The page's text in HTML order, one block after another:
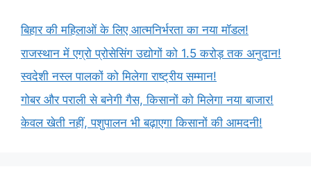
बिहार की महिलाओं के लिए आत्मनिर्भरता का नया मॉडल!
राजस्थान में एग्रो प्रोसेसिंग उद्योगों को 1.5 करोड़ तक अनुदान!
स्वदेशी नस्ल पालकों को मिलेगा राष्ट्रीय सम्मान!
गोबर और पराली से बनेगी गैस, किसानों को मिलेगा नया बाजार!
केवल खेती नहीं, पशुपालन भी बढ़ाएगा किसानों की आमदनी!